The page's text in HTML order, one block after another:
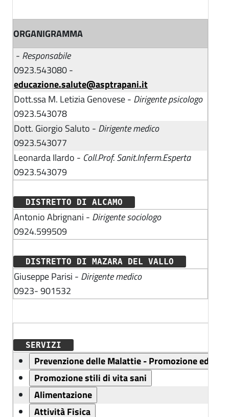
ORGANIGRAMMA
- Responsabile
0923.543080 -
educazione.salute@asptrapani.it
Dott.ssa M. Letizia Genovese - Dirigente psicologo
0923.543078
Dott. Giorgio Saluto - Dirigente medico
0923.543077
Leonarda Ilardo - Coll.Prof. Sanit.Inferm.Esperta
0923.543079
DISTRETTO DI ALCAMO
Antonio Abrignani - Dirigente sociologo
0924.599509
DISTRETTO DI MAZARA DEL VALLO
Giuseppe Parisi - Dirigente medico
0923- 901532
SERVIZI